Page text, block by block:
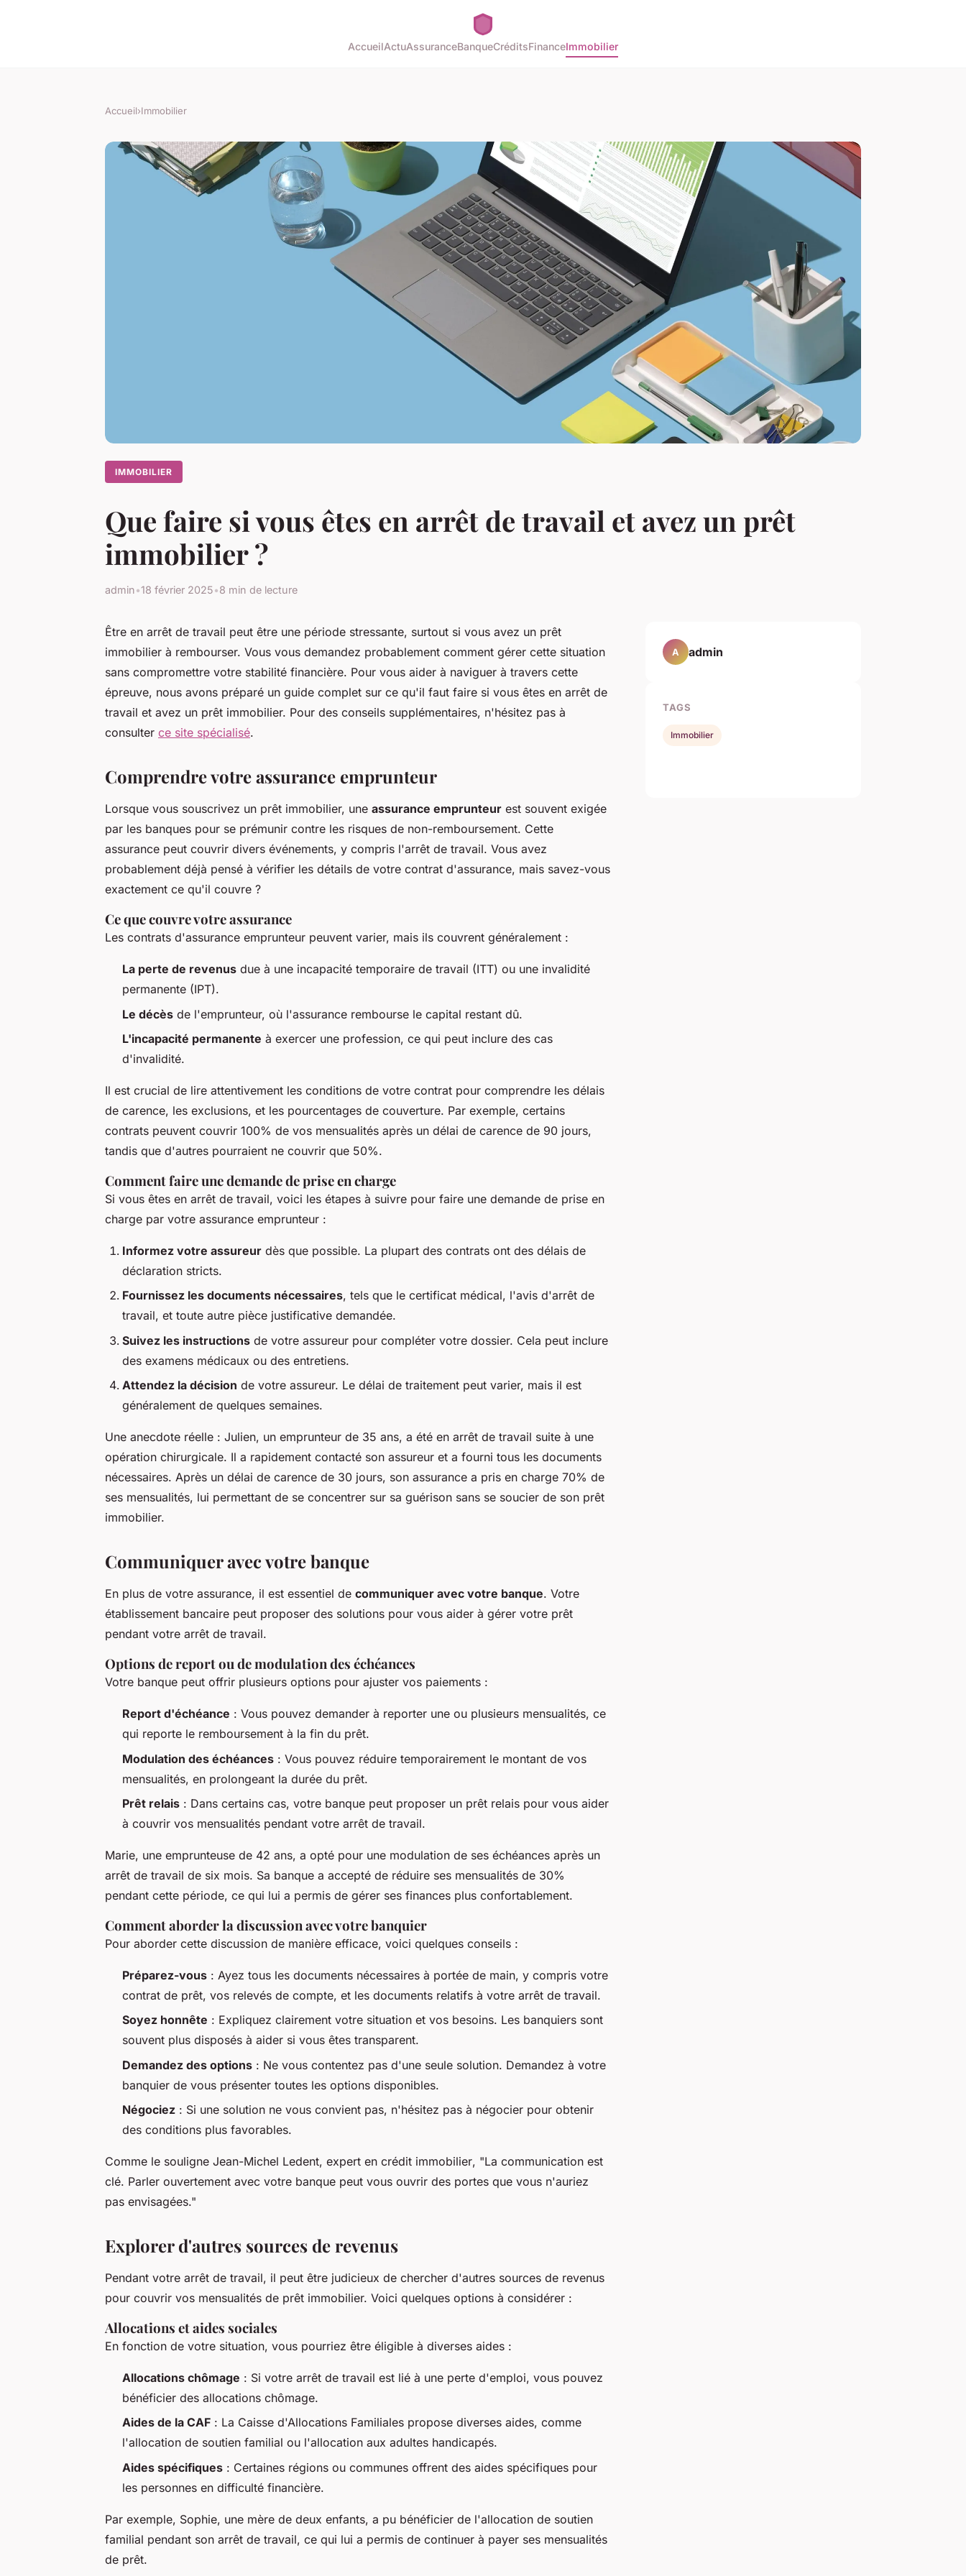
AccueilActuAssuranceBanqueCréditsFinanceImmobilier
Accueil›Immobilier
IMMOBILIER
Que faire si vous êtes en arrêt de travail et avez un prêt
immobilier ?
admin•18 février 2025•8 min de lecture
Être en arrêt de travail peut être une période stressante, surtout si vous avez un prêt
immobilier à rembourser. Vous vous demandez probablement comment gérer cette situation
sans compromettre votre stabilité financière. Pour vous aider à naviguer à travers cette
épreuve, nous avons préparé un guide complet sur ce qu'il faut faire si vous êtes en arrêt de
travail et avez un prêt immobilier. Pour des conseils supplémentaires, n'hésitez pas à
consulter ce site spécialisé.
Comprendre votre assurance emprunteur
Lorsque vous souscrivez un prêt immobilier, une assurance emprunteur est souvent exigée
par les banques pour se prémunir contre les risques de non-remboursement. Cette
assurance peut couvrir divers événements, y compris l'arrêt de travail. Vous avez
probablement déjà pensé à vérifier les détails de votre contrat d'assurance, mais savez-vous
exactement ce qu'il couvre ?
Ce que couvre votre assurance
Les contrats d'assurance emprunteur peuvent varier, mais ils couvrent généralement :
La perte de revenus due à une incapacité temporaire de travail (ITT) ou une invalidité
permanente (IPT).
Le décès de l'emprunteur, où l'assurance rembourse le capital restant dû.
L'incapacité permanente à exercer une profession, ce qui peut inclure des cas
d'invalidité.
Il est crucial de lire attentivement les conditions de votre contrat pour comprendre les délais
de carence, les exclusions, et les pourcentages de couverture. Par exemple, certains
contrats peuvent couvrir 100% de vos mensualités après un délai de carence de 90 jours,
tandis que d'autres pourraient ne couvrir que 50%.
Comment faire une demande de prise en charge
Si vous êtes en arrêt de travail, voici les étapes à suivre pour faire une demande de prise en
charge par votre assurance emprunteur :
Informez votre assureur dès que possible. La plupart des contrats ont des délais de
déclaration stricts.
Fournissez les documents nécessaires, tels que le certificat médical, l'avis d'arrêt de
travail, et toute autre pièce justificative demandée.
Suivez les instructions de votre assureur pour compléter votre dossier. Cela peut inclure
des examens médicaux ou des entretiens.
Attendez la décision de votre assureur. Le délai de traitement peut varier, mais il est
généralement de quelques semaines.
Une anecdote réelle : Julien, un emprunteur de 35 ans, a été en arrêt de travail suite à une
opération chirurgicale. Il a rapidement contacté son assureur et a fourni tous les documents
nécessaires. Après un délai de carence de 30 jours, son assurance a pris en charge 70% de
ses mensualités, lui permettant de se concentrer sur sa guérison sans se soucier de son prêt
immobilier.
Communiquer avec votre banque
En plus de votre assurance, il est essentiel de communiquer avec votre banque. Votre
établissement bancaire peut proposer des solutions pour vous aider à gérer votre prêt
pendant votre arrêt de travail.
Options de report ou de modulation des échéances
Votre banque peut offrir plusieurs options pour ajuster vos paiements :
Report d'échéance : Vous pouvez demander à reporter une ou plusieurs mensualités, ce
qui reporte le remboursement à la fin du prêt.
Modulation des échéances : Vous pouvez réduire temporairement le montant de vos
mensualités, en prolongeant la durée du prêt.
Prêt relais : Dans certains cas, votre banque peut proposer un prêt relais pour vous aider
à couvrir vos mensualités pendant votre arrêt de travail.
Marie, une emprunteuse de 42 ans, a opté pour une modulation de ses échéances après un
arrêt de travail de six mois. Sa banque a accepté de réduire ses mensualités de 30%
pendant cette période, ce qui lui a permis de gérer ses finances plus confortablement.
Comment aborder la discussion avec votre banquier
Pour aborder cette discussion de manière efficace, voici quelques conseils :
Préparez-vous : Ayez tous les documents nécessaires à portée de main, y compris votre
contrat de prêt, vos relevés de compte, et les documents relatifs à votre arrêt de travail.
Soyez honnête : Expliquez clairement votre situation et vos besoins. Les banquiers sont
souvent plus disposés à aider si vous êtes transparent.
Demandez des options : Ne vous contentez pas d'une seule solution. Demandez à votre
banquier de vous présenter toutes les options disponibles.
Négociez : Si une solution ne vous convient pas, n'hésitez pas à négocier pour obtenir
des conditions plus favorables.
Comme le souligne Jean-Michel Ledent, expert en crédit immobilier, "La communication est
clé. Parler ouvertement avec votre banque peut vous ouvrir des portes que vous n'auriez
pas envisagées."
Explorer d'autres sources de revenus
Pendant votre arrêt de travail, il peut être judicieux de chercher d'autres sources de revenus
pour couvrir vos mensualités de prêt immobilier. Voici quelques options à considérer :
Allocations et aides sociales
En fonction de votre situation, vous pourriez être éligible à diverses aides :
Allocations chômage : Si votre arrêt de travail est lié à une perte d'emploi, vous pouvez
bénéficier des allocations chômage.
Aides de la CAF : La Caisse d'Allocations Familiales propose diverses aides, comme
l'allocation de soutien familial ou l'allocation aux adultes handicapés.
Aides spécifiques : Certaines régions ou communes offrent des aides spécifiques pour
les personnes en difficulté financière.
Par exemple, Sophie, une mère de deux enfants, a pu bénéficier de l'allocation de soutien
familial pendant son arrêt de travail, ce qui lui a permis de continuer à payer ses mensualités
de prêt.
A admin
TAGS
Immobilier